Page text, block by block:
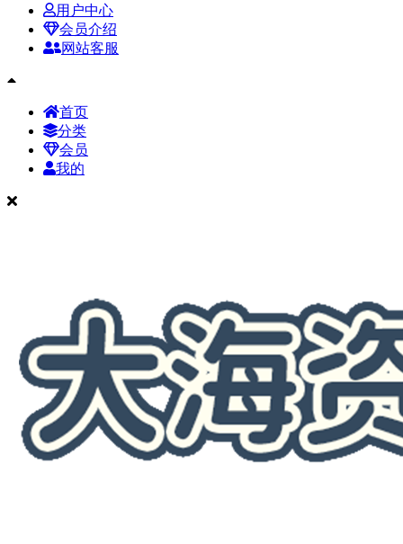
用户中心
会员介绍
网站客服
首页
分类
会员
我的